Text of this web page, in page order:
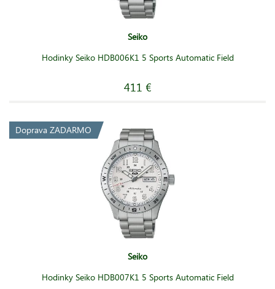
Seiko
Hodinky Seiko HDB006K1 5 Sports Automatic Field
411 €
Doprava ZADARMO
Seiko
Hodinky Seiko HDB007K1 5 Sports Automatic Field